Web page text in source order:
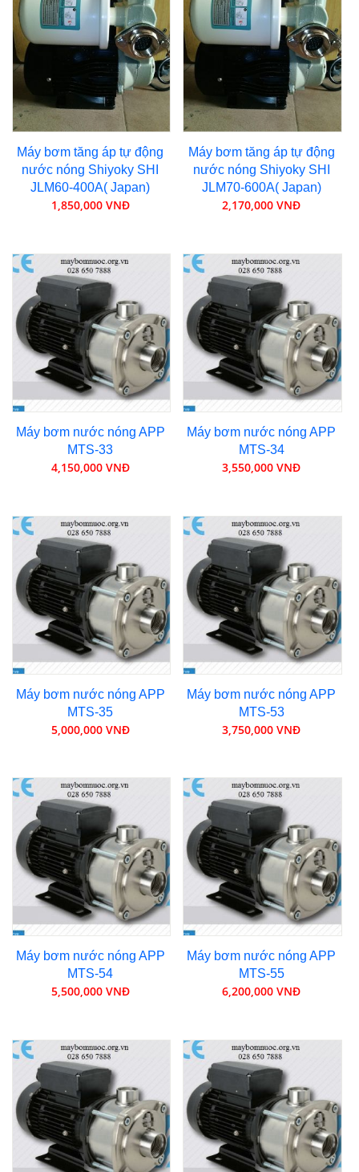
Máy bơm tăng áp tự động
nước nóng Shiyoky SHI
JLM60-400A( Japan)
1,850,000 VNĐ
Máy bơm tăng áp tự động
nước nóng Shiyoky SHI
JLM70-600A( Japan)
2,170,000 VNĐ
Máy bơm nước nóng APP
MTS-33
4,150,000 VNĐ
Máy bơm nước nóng APP
MTS-34
3,550,000 VNĐ
Máy bơm nước nóng APP
MTS-35
5,000,000 VNĐ
Máy bơm nước nóng APP
MTS-53
3,750,000 VNĐ
Máy bơm nước nóng APP
MTS-54
5,500,000 VNĐ
Máy bơm nước nóng APP
MTS-55
6,200,000 VNĐ